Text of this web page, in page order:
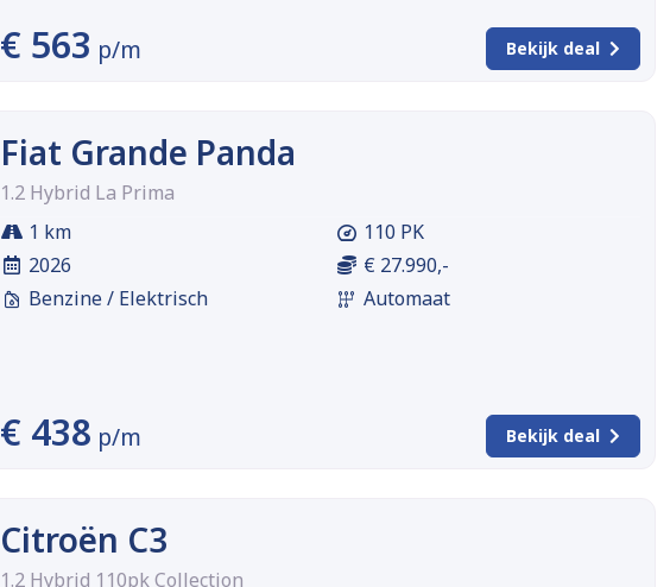
€ 563 p/m Bekijk deal
Fiat Grande Panda
1.2 Hybrid La Prima
1 km
2026
Benzine / Elektrisch
110 PK
€ 27.990,-
Automaat
€ 438 p/m Bekijk deal
Citroën C3
1.2 Hybrid 110pk Collection